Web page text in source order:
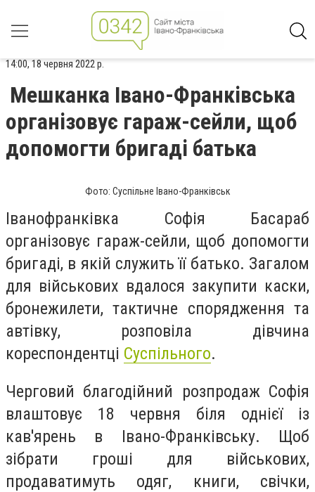
14:00, 18 червня 2022 р.
Мешканка Івано-Франківська
організовує гараж-сейли, щоб
допомогти бригаді батька
Фото: Суспільне Івано-Франківськ
Іванофранківка Софія Басараб
організовує гараж-сейли, щоб допомогти
бригаді, в якій служить її батько. Загалом
для військових вдалося закупити каски,
бронежилети, тактичне спорядження та
автівку, розповіла дівчина
кореспондентці Суспільного.
Черговий благодійний розпродаж Софія
влаштовує 18 червня біля однієї із
кав'ярень в Івано-Франківську. Щоб
зібрати гроші для військових,
продаватимуть одяг, книги, свічки,